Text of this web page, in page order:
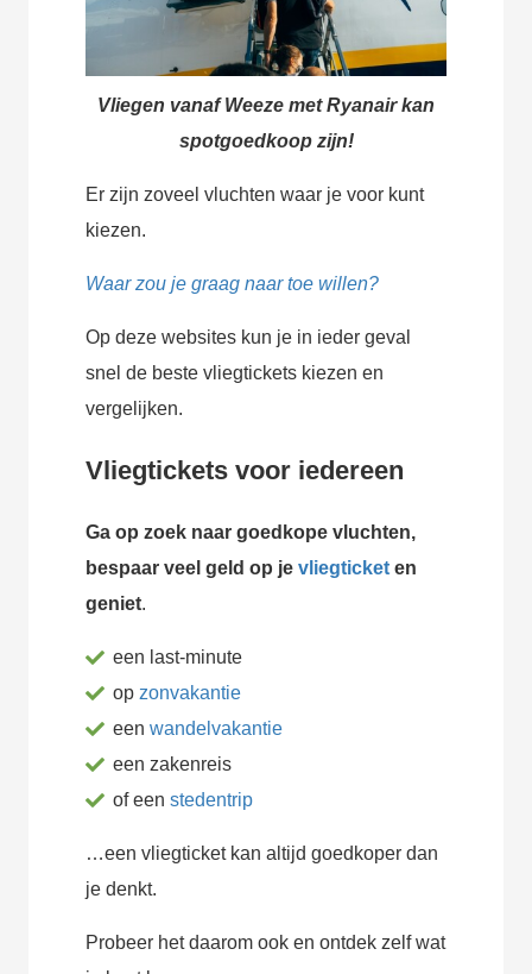
Vliegen vanaf Weeze met Ryanair kan
spotgoedkoop zijn!
Er zijn zoveel vluchten waar je voor kunt
kiezen.
Waar zou je graag naar toe willen?
Op deze websites kun je in ieder geval
snel de beste vliegtickets kiezen en
vergelijken.
Vliegtickets voor iedereen
Ga op zoek naar goedkope vluchten,
bespaar veel geld op je vliegticket en
geniet.
een last-minute
op zonvakantie
eenwandelvakantie
een zakenreis
of eenstedentrip
…een vliegticket kan altijd goedkoper dan
je denkt.
Probeer het daarom ook en ontdek zelf wat